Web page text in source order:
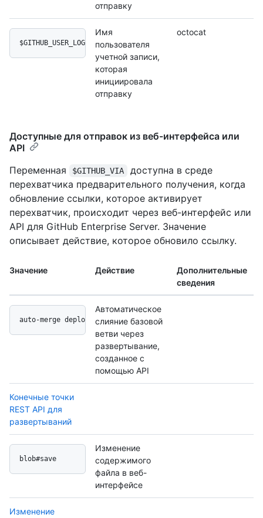
отправку
$GITHUB_USER_LOGIN
Имя
пользователя
учетной записи,
которая
инициировала
отправку
octocat
Доступные для отправок из веб-интерфейса или
API
Переменная
$GITHUB_VIA
доступна в среде
перехватчика предварительного получения, когда
обновление ссылки, которое активирует
перехватчик, происходит через веб-интерфейс или
API для GitHub Enterprise Server. Значение
описывает действие, которое обновило ссылку.
Значение Действие
Дополнительные
сведения
auto-merge deployment api
Автоматическое
слияние базовой
ветви через
развертывание,
созданное с
помощью API
Конечные точки
REST API для
развертываний
blob#save
Изменение
содержимого
файла в веб-
интерфейсе
Изменение